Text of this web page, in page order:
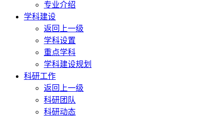
专业介绍
学科建设
返回上一级
学科设置
重点学科
学科建设规划
科研工作
返回上一级
科研团队
科研动态